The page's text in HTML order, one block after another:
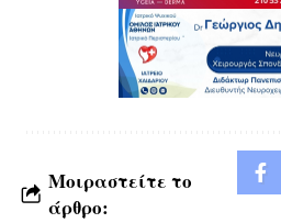
Μοιραστείτε το
άρθρο: